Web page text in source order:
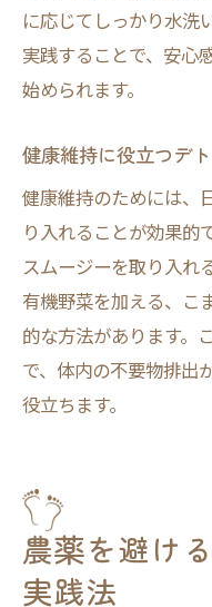
に応じてしっかり水洗
実践することで、安心
始められます。
健康維持に役立つデ
健康維持のためには、
り入れることが効果的
スムージーを取り入れ
有機野菜を加える、こ
的な方法があります。
で、体内の不要物排出
役立ちます。
農薬を避け
実践法